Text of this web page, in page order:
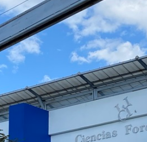
ya de ciclosporiasis
ordena al Congreso de Jalisco eliminar
exhuma 126 cuerpos de 32 fosas
la mitad de quejas contra el Siapa
solicitud de audiencia de imputación
acusan retiro de árboles; Ijalvi niega
mantener tradiciones con Feria